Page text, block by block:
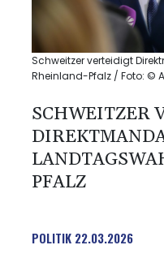
Schweitzer verteidigt
Rheinland-Pfalz / Foto: ©
SCHWEITZER
PFALZ
POLITIK 22.03.2026